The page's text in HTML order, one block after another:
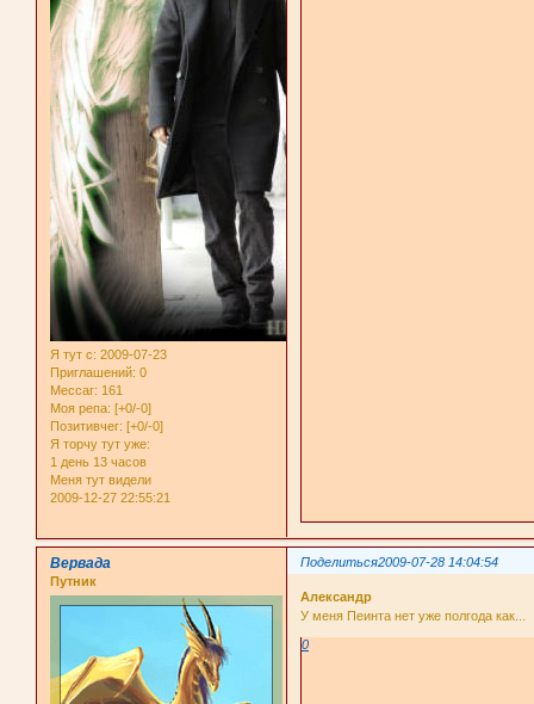
Я тут с: 2009-07-23
Приглашений: 0
Мессаг: 161
Моя репа: [+0/-0]
Позитивчег: [+0/-0]
Я торчу тут уже:
1 день 13 часов
Меня тут видели
2009-12-27 22:55:21
Поделиться2009-07-28 14:04:54
Вервада
Путник
Александр
У меня Пеинта нет уже полгода как...
0